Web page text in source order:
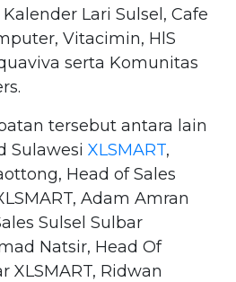
Lari Sulsel, Cafe
Vitacimin, HlS
serta Komunitas
tersebut antara lain
Sulawesi XLSMART,
Head of Sales
Adam Amran
Sulsel Sulbar
Natsir, Head Of
XLSMART, Ridwan